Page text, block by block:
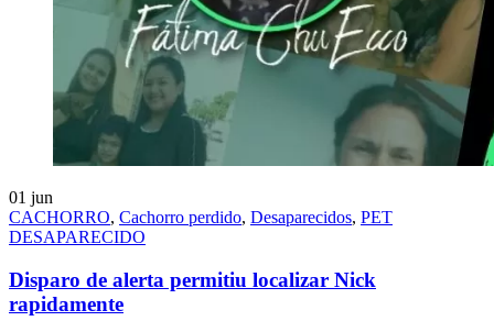
01 jun
CACHORRO, Cachorro perdido, Desaparecidos, PET
DESAPARECIDO
Disparo de alerta permitiu localizar Nick
rapidamente